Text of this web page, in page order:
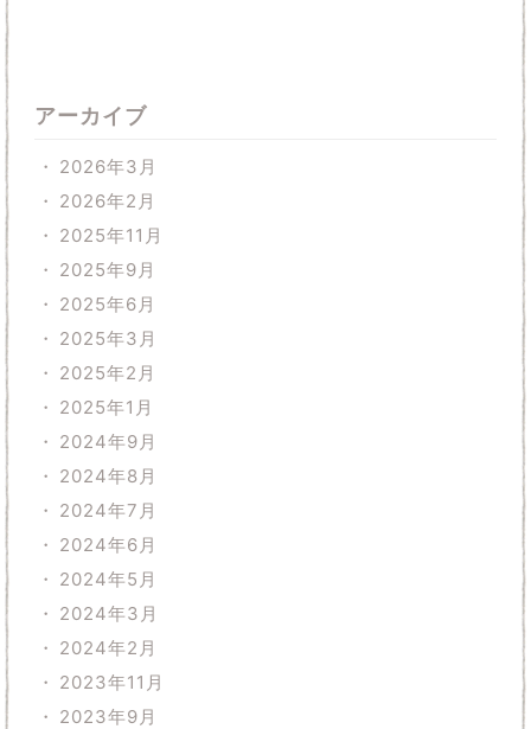
アーカイブ
2026年3月
2026年2月
2025年11月
2025年9月
2025年6月
2025年3月
2025年2月
2025年1月
2024年9月
2024年8月
2024年7月
2024年6月
2024年5月
2024年3月
2024年2月
2023年11月
2023年9月